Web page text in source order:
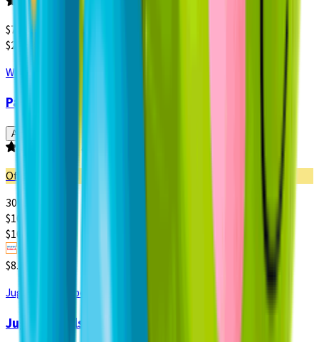
$7.990
$2.663 x un
Wilson
Pack Pelotas de Tenis Wilson Tour Premier 3 un.
Agregar
Producto sin calificar
Oferta
30% dcto.
$10.493
$10.493 x un
$8.994 x un
Juguetería Importada
Juguete Bolsa 60 Pelotas 7 cm